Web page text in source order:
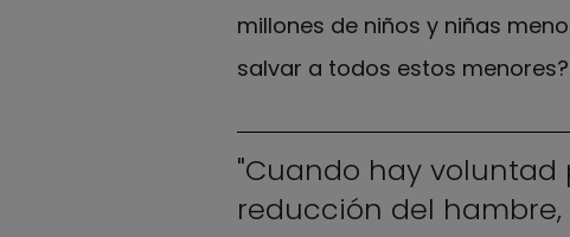
millones de niños y niñas
salvar a todos estos
"Cuando hay
reducción del